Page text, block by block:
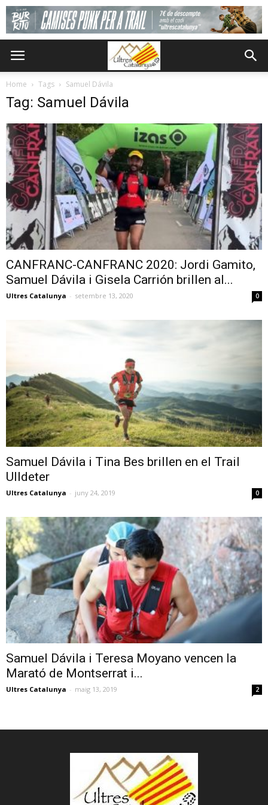
Home Tags Samuel Dávila
Tag: Samuel Dávila
CANFRANC-CANFRANC 2020: Jordi Gamito,
Samuel Dávila i Gisela Carrión brillen al...
Ultres Catalunya - setembre 13, 2020 0
Samuel Dávila i Tina Bes brillen en el Trail
Ulldeter
Ultres Catalunya - juny 24, 2019 0
Samuel Dávila i Teresa Moyano vencen la
Marató de Montserrat i...
Ultres Catalunya - maig 13, 2019 2